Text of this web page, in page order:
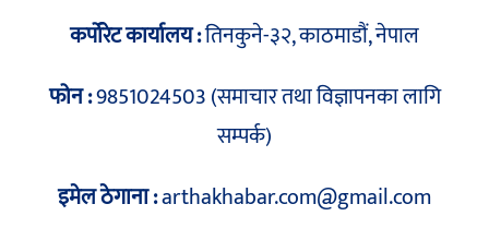
कर्पोरेट कार्यालय :तिनकुने-३२, काठमाडौं, नेपाल
फोन :9851024503 (समाचार तथा विज्ञापनका लागि
सम्पर्क)
इमेल ठेगाना :arthakhabar.com@gmail.com